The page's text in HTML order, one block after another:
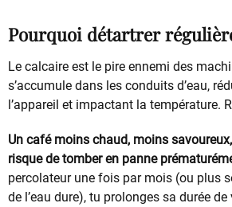
Pourquoi détartrer
Le calcaire est le pire ennemi des
s’accumule dans les conduits d’eau,
l’appareil et impactant la température.
Un café moins chaud, moins
risque de tomber en panne
percolateur une fois par mois (ou plus
de l’eau dure), tu prolonges sa durée